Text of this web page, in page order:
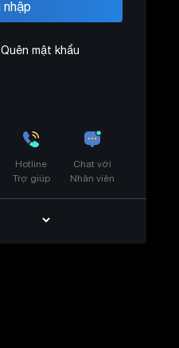
Quên mật khẩu
Hotline
Trợ giúp
Chat với
Nhân viên